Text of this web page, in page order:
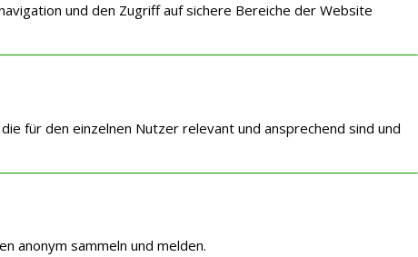
und den Zugriff auf sichere Bereiche der Website
für den einzelnen Nutzer relevant und ansprechend sind und
anonym sammeln und melden.